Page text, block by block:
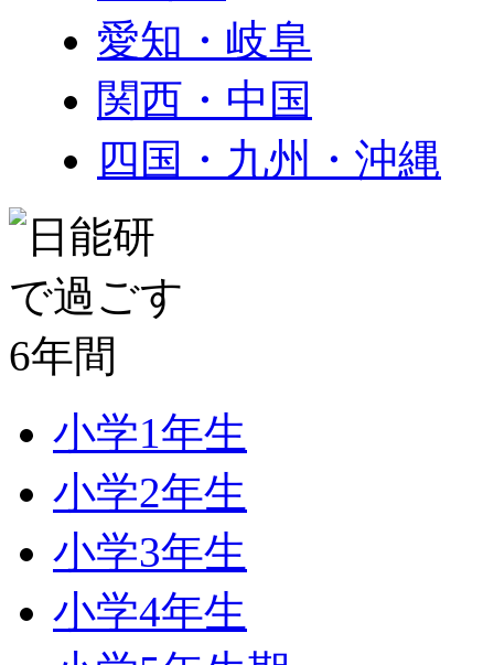
愛知・岐阜
関西・中国
四国・九州・沖縄
小学1年生
小学2年生
小学3年生
小学4年生